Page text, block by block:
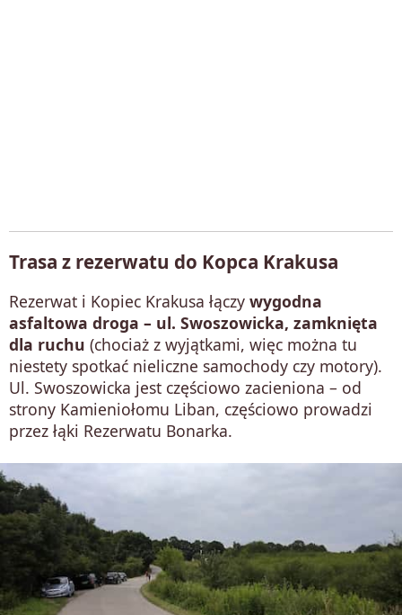
Trasa z rezerwatu do Kopca Krakusa
Rezerwat i Kopiec Krakusa łączy wygodna
asfaltowa droga – ul. Swoszowicka, zamknięta
dla ruchu (chociaż z wyjątkami, więc można tu
niestety spotkać nieliczne samochody czy motory).
Ul. Swoszowicka jest częściowo zacieniona – od
strony Kamieniołomu Liban, częściowo prowadzi
przez łąki Rezerwatu Bonarka.